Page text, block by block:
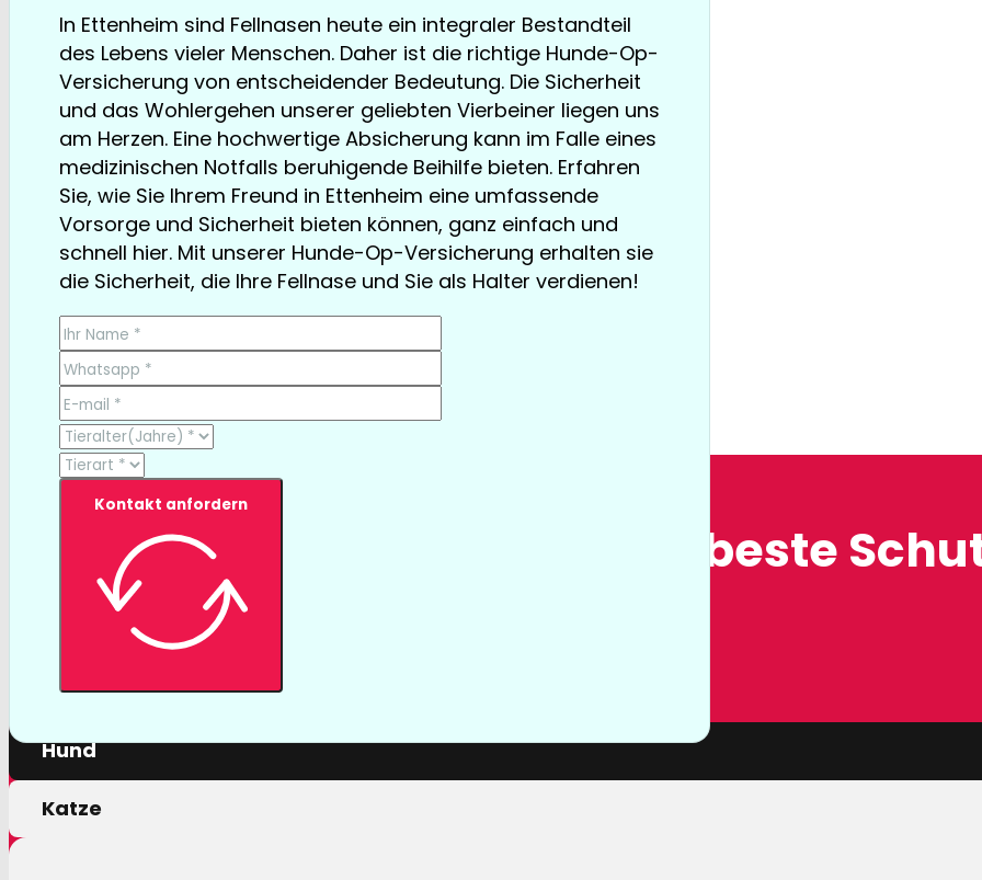
In Ettenheim sind Fellnasen heute ein integraler Bestandteil
des Lebens vieler Menschen. Daher ist die richtige Hunde-Op-
Versicherung von entscheidender Bedeutung. Die Sicherheit
und das Wohlergehen unserer geliebten Vierbeiner liegen uns
am Herzen. Eine hochwertige Absicherung kann im Falle eines
medizinischen Notfalls beruhigende Beihilfe bieten. Erfahren
Sie, wie Sie Ihrem Freund in Ettenheim eine umfassende
Vorsorge und Sicherheit bieten können, ganz einfach und
schnell hier. Mit unserer Hunde-Op-Versicherung erhalten sie
die Sicherheit, die Ihre Fellnase und Sie als Halter verdienen!
Kontakt anfordern
TESTSIEGER bereits ab € 13,35/Monat
Tierversicherung, der beste
Mit einer Tierversicherung der Barmenia profitieren sie nicht
nur von erstklassigen Leistungen, sondern auch von unserer
persönlichen Motivation.
Hund
Katze